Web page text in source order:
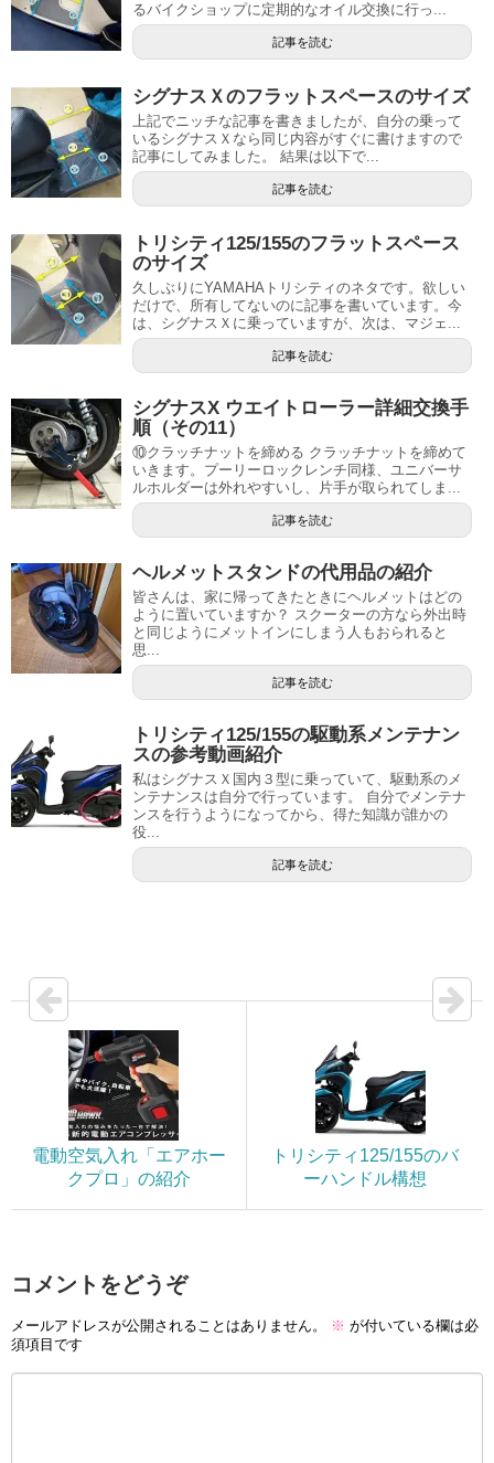
るバイクショップに定期的なオイル交換に行っ...
記事を読む
シグナスＸのフラットスペースのサイズ
上記でニッチな記事を書きましたが、自分の乗って
いるシグナスＸなら同じ内容がすぐに書けますので
記事にしてみました。 結果は以下で...
記事を読む
トリシティ125/155のフラットスペース
のサイズ
久しぶりにYAMAHAトリシティのネタです。欲しい
だけで、所有してないのに記事を書いています。今
は、シグナスＸに乗っていますが、次は、マジェ...
記事を読む
シグナスX ウエイトローラー詳細交換手
順（その11）
⑩クラッチナットを締める クラッチナットを締めて
いきます。プーリーロックレンチ同様、ユニバーサ
ルホルダーは外れやすいし、片手が取られてしま...
記事を読む
ヘルメットスタンドの代用品の紹介
皆さんは、家に帰ってきたときにヘルメットはどの
ように置いていますか？ スクーターの方なら外出時
と同じようにメットインにしまう人もおられると
思...
記事を読む
トリシティ125/155の駆動系メンテナン
スの参考動画紹介
私はシグナスＸ国内３型に乗っていて、駆動系のメ
ンテナンスは自分で行っています。 自分でメンテナ
ンスを行うようになってから、得た知識が誰かの
役...
記事を読む
電動空気入れ「エアホー
クプロ」の紹介
トリシティ125/155のバ
ーハンドル構想
コメントをどうぞ
メールアドレスが公開されることはありません。 ※ が付いている欄は必
須項目です